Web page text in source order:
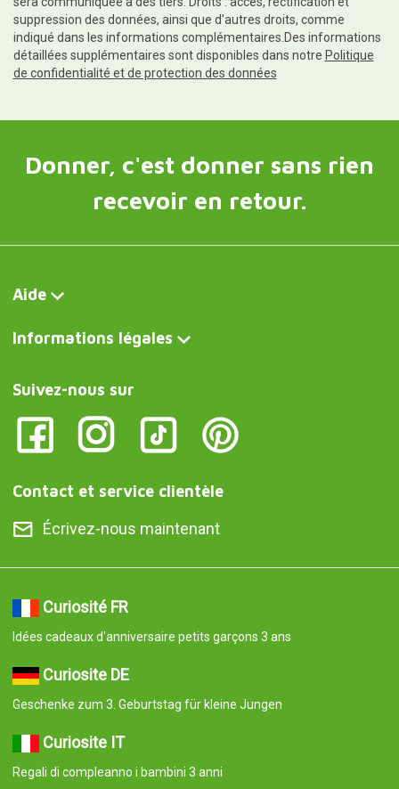
suppression des données, ainsi que d'autres droits, comme
indiqué dans les informations complémentaires.Des informations
détaillées supplémentaires sont disponibles dans notre Politique
de confidentialité et de protection des données
Donner, c'est donner sans rien
recevoir en retour.
Aide
Informations légales
Suivez-nous sur
Contact et service clientèle
Écrivez-nous maintenant
Curiosité FR
Idées cadeaux d'anniversaire petits garçons 3 ans
Curiosite DE
Geschenke zum 3. Geburtstag für kleine Jungen
Curiosite IT
Regali di compleanno i bambini 3 anni